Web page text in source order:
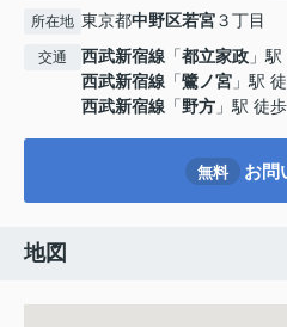
所在地 東京都中野区若宮３丁目
交通 西武新宿線 「都立家政 」
西武新宿線 「鷺ノ宮 」駅
西武新宿線 「野方 」駅 徒
無料 お問
地図